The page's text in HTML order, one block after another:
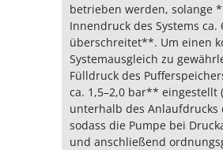
betrieben werden, solange
Innendruck des Systems
überschreitet**. Um einen
Systemausgleich zu
Fülldruck des
ca. 1,5–2,0 bar** eingestellt
unterhalb des Anlaufdrucks
sodass die Pumpe bei
und anschließend